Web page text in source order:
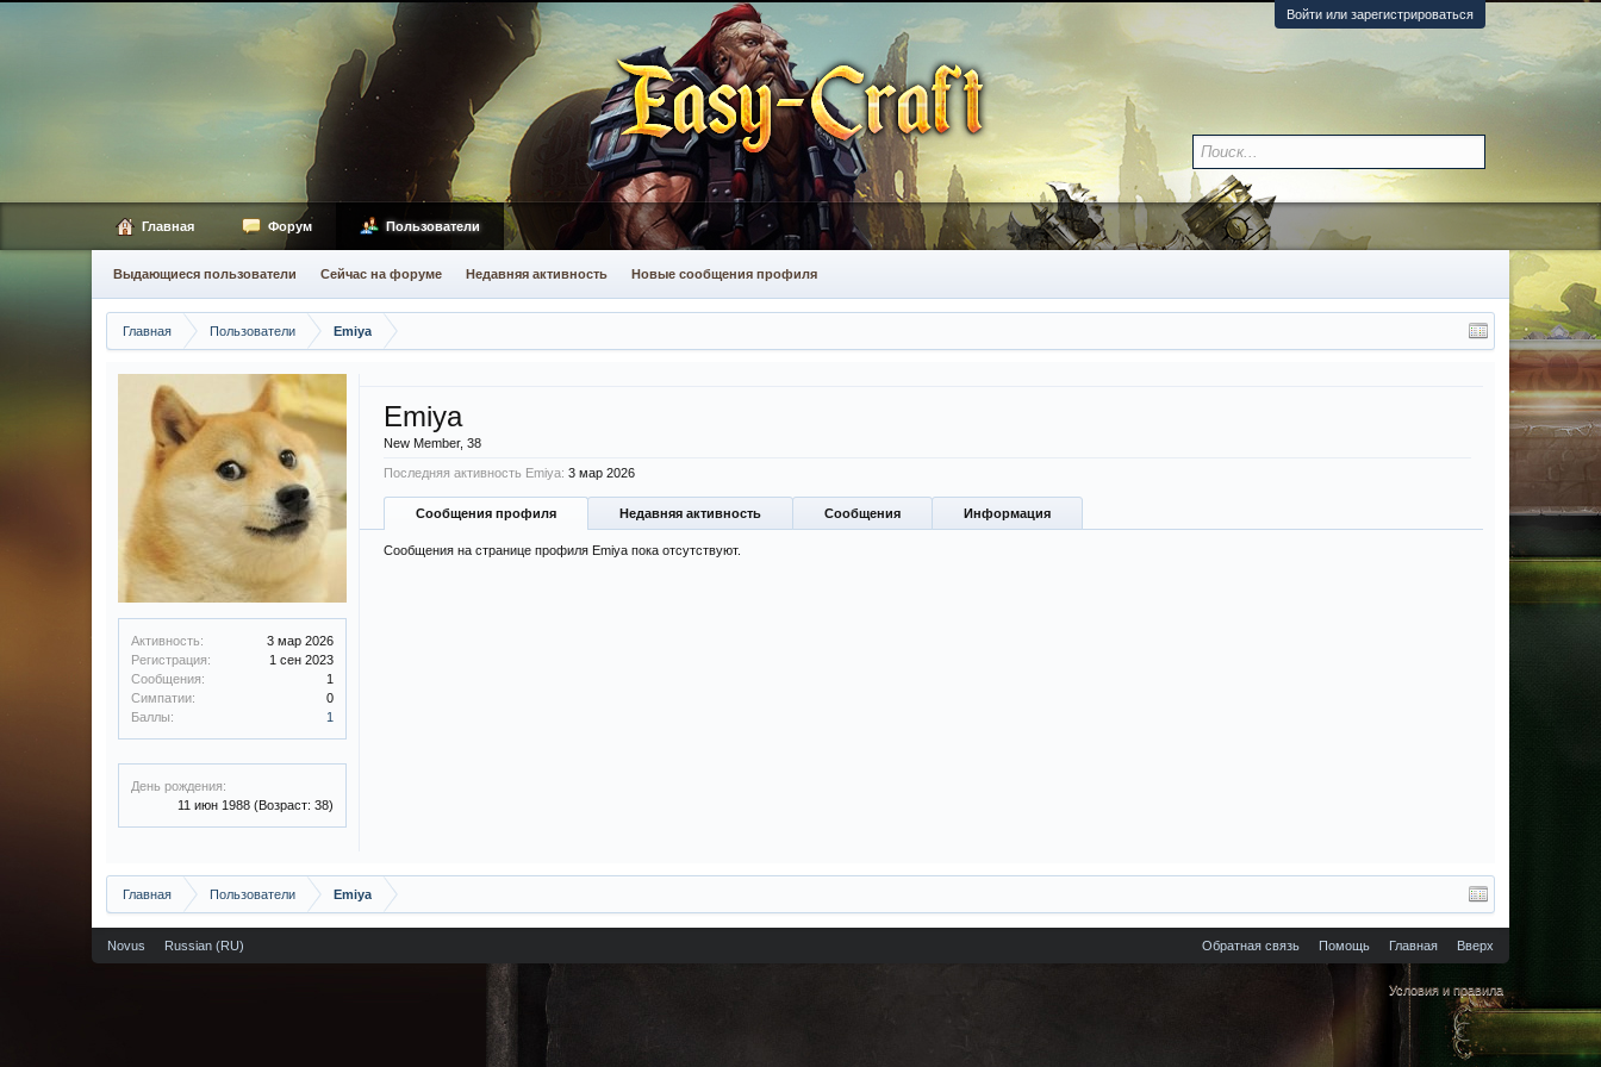
Войти или зарегистрироваться
Главная Пользователи Emiya
Активность:
3 мар 2026
Регистрация:
1 сен 2023
Сообщения:
1
Симпатии:
0
Баллы:
1
День рождения:
11 июн 1988 (Возраст: 38)
Emiya
New Member, 38
Последняя активность Emiya: 3 мар 2026
Сообщения профиля Недавняя активность Сообщения Информация
Сообщения на странице профиля Emiya пока отсутствуют.
Главная Пользователи Emiya
Главная Форум Пользователи
Выдающиеся пользователи Сейчас на форуме Недавняя активность Новые сообщения профиля
Novus Russian (RU) Обратная связь Помощь Главная Вверх
Условия и правила